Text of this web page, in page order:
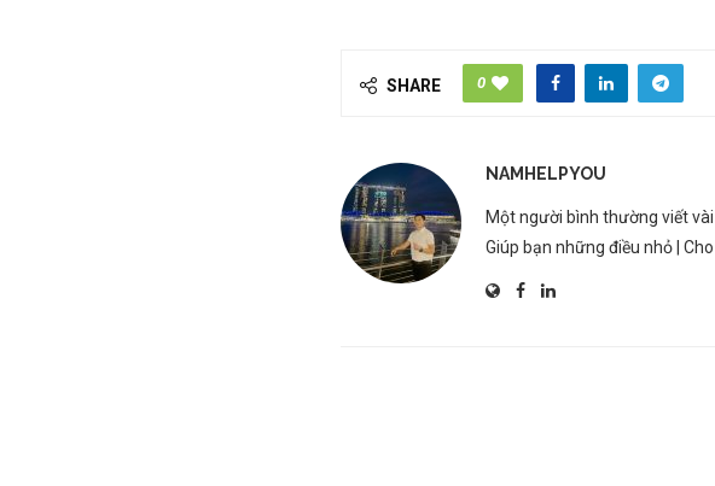
SHARE 0
NAMHELPYOU
Một người bình thường viết
Giúp bạn những điều nhỏ |